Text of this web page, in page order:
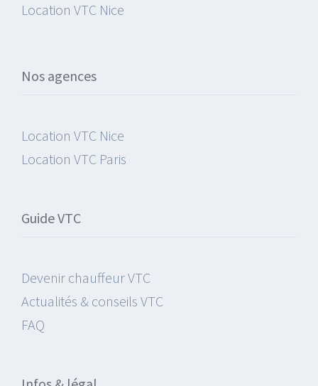
Location VTC Nice
Nos agences
Location VTC Nice
Location VTC Paris
Guide VTC
Devenir chauffeur VTC
Actualités & conseils VTC
FAQ